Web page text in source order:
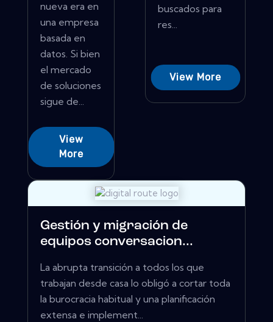
nueva era en
una empresa
basada en
datos. Si bien
el mercado
de soluciones
sigue de...
View
More
buscados para
res...
View More
Gestión y migración de
equipos conversacion...
La abrupta transición a todos los que
trabajan desde casa lo obligó a cortar toda
la burocracia habitual y una planificación
extensa e implement...